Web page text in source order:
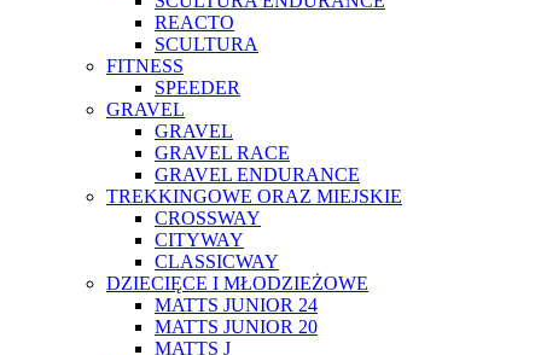
REACTO
SCULTURA
FITNESS
SPEEDER
GRAVEL
GRAVEL
GRAVEL RACE
GRAVEL ENDURANCE
TREKKINGOWE ORAZ MIEJSKIE
CROSSWAY
CITYWAY
CLASSICWAY
DZIECIĘCE I MŁODZIEŻOWE
MATTS JUNIOR 24
MATTS JUNIOR 20
MATTS J